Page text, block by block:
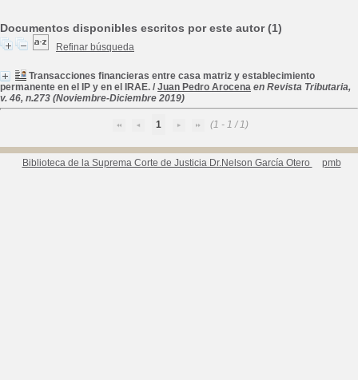
Documentos disponibles escritos por este autor (1)
Refinar búsqueda
Transacciones financieras entre casa matriz y establecimiento
permanente en el IP y en el IRAE. / Juan Pedro Arocena en Revista Tributaria,
v. 46, n.273 (Noviembre-Diciembre 2019)
1 (1 - 1 / 1)
Biblioteca de la Suprema Corte de Justicia Dr.Nelson García Otero pmb